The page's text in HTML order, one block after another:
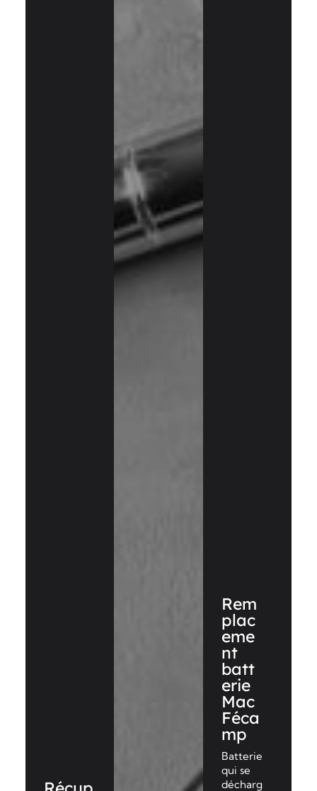
Rem
plac
eme
nt
batt
erie
Mac
Féca
mp
Batterie
qui se
décharg